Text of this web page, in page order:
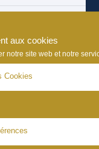
aux cookies
notre site web et notre
Cookies